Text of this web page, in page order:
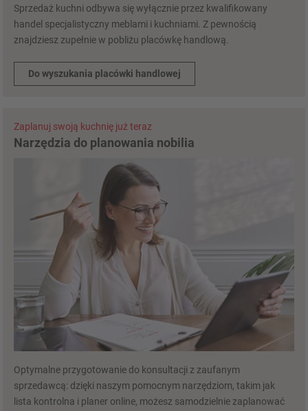
Sprzedaż kuchni odbywa się wyłącznie przez kwalifikowany
handel specjalistyczny meblami i kuchniami. Z pewnością
znajdziesz zupełnie w pobliżu placówkę handlową.
Do wyszukania placówki handlowej
Zaplanuj swoją kuchnię już teraz
Narzędzia do planowania nobilia
Optymalne przygotowanie do konsultacji z zaufanym
sprzedawcą: dzięki naszym pomocnym narzędziom, takim jak
lista kontrolna i planer online, możesz samodzielnie zaplanować